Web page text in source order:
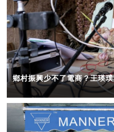
鄉村振興少不了電商？王瑛